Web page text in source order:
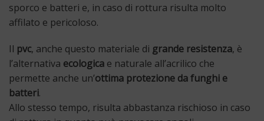
sporco e batteri e, in caso di rottura risulta molto
affilato e pericoloso.
Il pvc, anche questo materiale di grande resistenza, è
l’alternativa ecologica e naturale all’acrilico che
permette anche un’ottima protezione da funghi e
batteri.
Allo stesso tempo, risulta abbastanza rischioso in caso